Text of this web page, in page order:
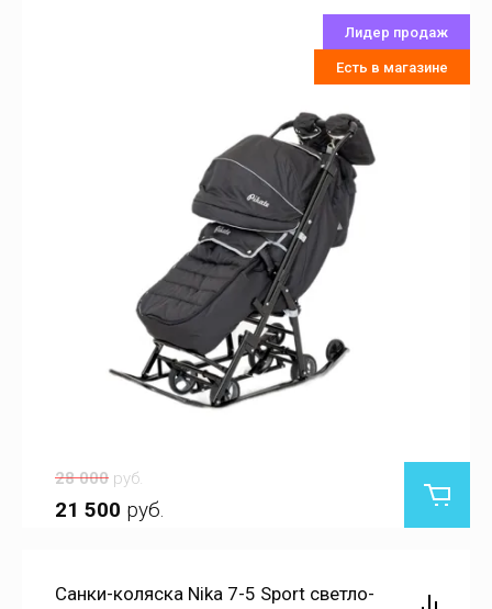
Лидер продаж
Есть в магазине
28 000 руб.
21 500 руб.
Санки-коляска Nika 7-5 Sport светло-